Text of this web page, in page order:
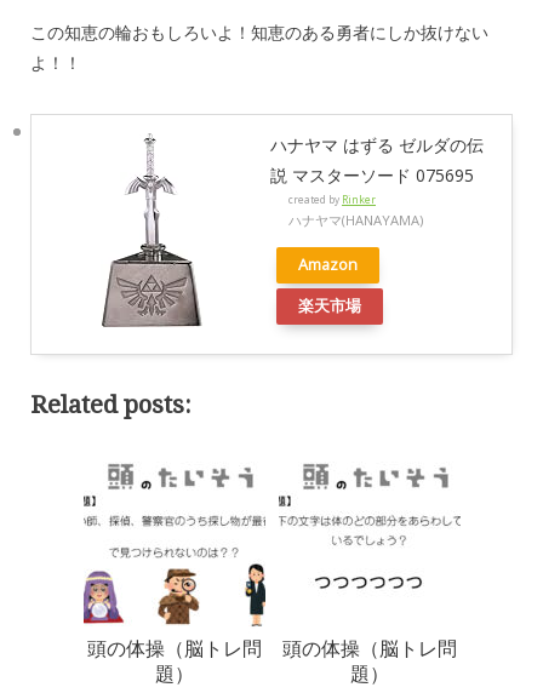
この知恵の輪おもしろいよ！知恵のある勇者にしか抜けない
よ！！
ハナヤマ はずる ゼルダの伝
説 マスターソード 075695
created by Rinker
ハナヤマ(HANAYAMA)
Amazon
楽天市場
Related posts:
頭の体操（脳トレ問
題）
頭の体操（脳トレ問
題）